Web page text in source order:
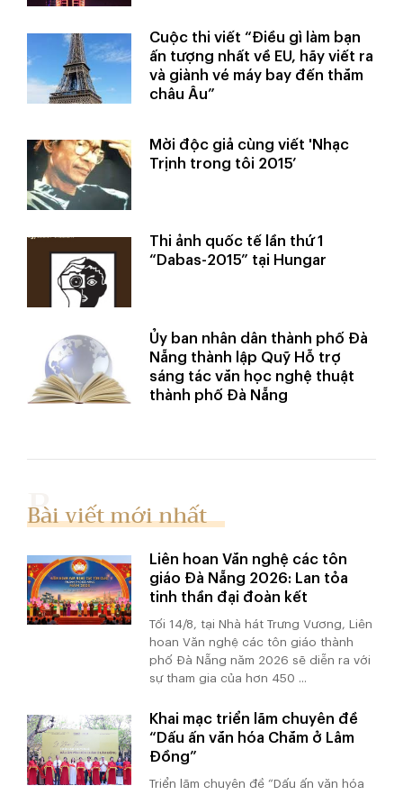
Cuộc thi viết “Điều gì làm bạn
ấn tượng nhất về EU, hãy viết ra
và giành vé máy bay đến thăm
châu Âu”
Mời độc giả cùng viết 'Nhạc
Trịnh trong tôi 2015’
Thi ảnh quốc tế lần thứ 1
“Dabas-2015” tại Hungar
Ủy ban nhân dân thành phố Đà
Nẵng thành lập Quỹ Hỗ trợ
sáng tác văn học nghệ thuật
thành phố Đà Nẵng
Bài viết mới nhất
Liên hoan Văn nghệ các tôn
giáo Đà Nẵng 2026: Lan tỏa
tinh thần đại đoàn kết
Tối 14/8, tại Nhà hát Trưng Vương, Liên
hoan Văn nghệ các tôn giáo thành
phố Đà Nẵng năm 2026 sẽ diễn ra với
sự tham gia của hơn 450 ...
Khai mạc triển lãm chuyên đề
“Dấu ấn văn hóa Chăm ở Lâm
Đồng”
Triển lãm chuyên đề “Dấu ấn văn hóa